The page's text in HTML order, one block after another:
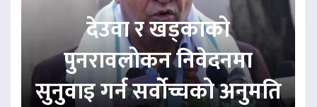
देउवा र खड्काको
पुनरावलोकन निवेदनमा
सुनुवाइ गर्न सर्वोच्चको अनुमति